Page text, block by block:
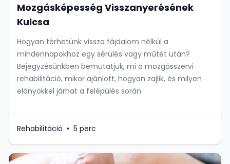
Mozgásképesség Visszanyerésének
Kulcsa
Hogyan térhetünk vissza fájdalom nélkül a
mindennapokhoz egy sérülés vagy műtét után?
Bejegyzésünkben bemutatjuk, mi a mozgásszervi
rehabilitáció, mikor ajánlott, hogyan zajlik, és milyen
előnyökkel járhat a felépülés során.
Rehabilitáció • 5 perc